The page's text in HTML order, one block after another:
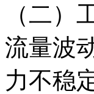
（二）
流量波
力不稳